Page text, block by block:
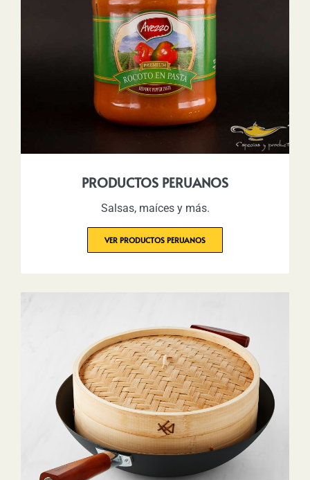
PRODUCTOS PERUANOS
Salsas, maíces y más.
VER PRODUCTOS PERUANOS